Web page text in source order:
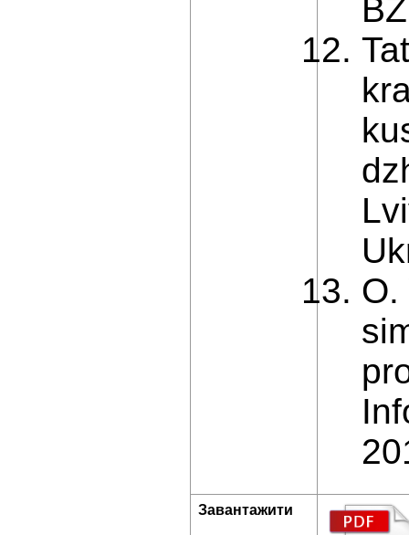
O.
Завантажити